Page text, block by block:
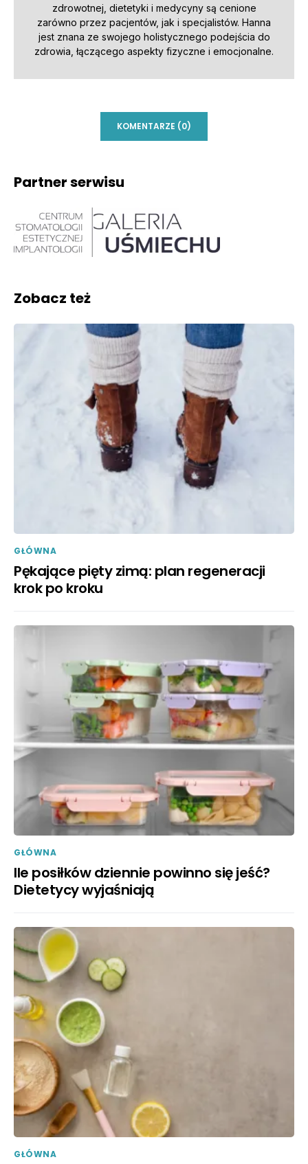
zdrowotnej, dietetyki i medycyny są cenione
zarówno przez pacjentów, jak i specjalistów. Hanna
jest znana ze swojego holistycznego podejścia do
zdrowia, łączącego aspekty fizyczne i emocjonalne.
KOMENTARZE (0)
Partner serwisu
Zobacz też
GŁÓWNA
Pękające pięty zimą: plan regeneracji
krok po kroku
GŁÓWNA
Ile posiłków dziennie powinno się jeść?
Dietetycy wyjaśniają
GŁÓWNA